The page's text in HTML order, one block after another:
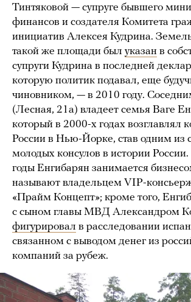
Тинтяковой — супруге бывшего
финансов и создателя Комитета
инициатив Алексея Кудрина.
такой же площади был указан в
супруги Кудрина в последней
которую политик подавал, еще
чиновником, — в 2010 году.
(Лесная, 21а) владеет семья Ваге
который в 2000-х годах возглавлял
России в Нью-Йорке, став одним из
молодых консулов в истории
годы Енгибарян занимается
называют владельцем VIP-
«Прайм Концепт»; кроме того,
с сыном главы МВД Александром
фигурировал в расследовании
связанном с выводом денег из
компаний за рубеж.